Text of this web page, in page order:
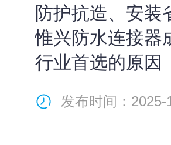
防护抗造、安装
惟兴防水连接器
行业首选的原因
发布时间：2025-